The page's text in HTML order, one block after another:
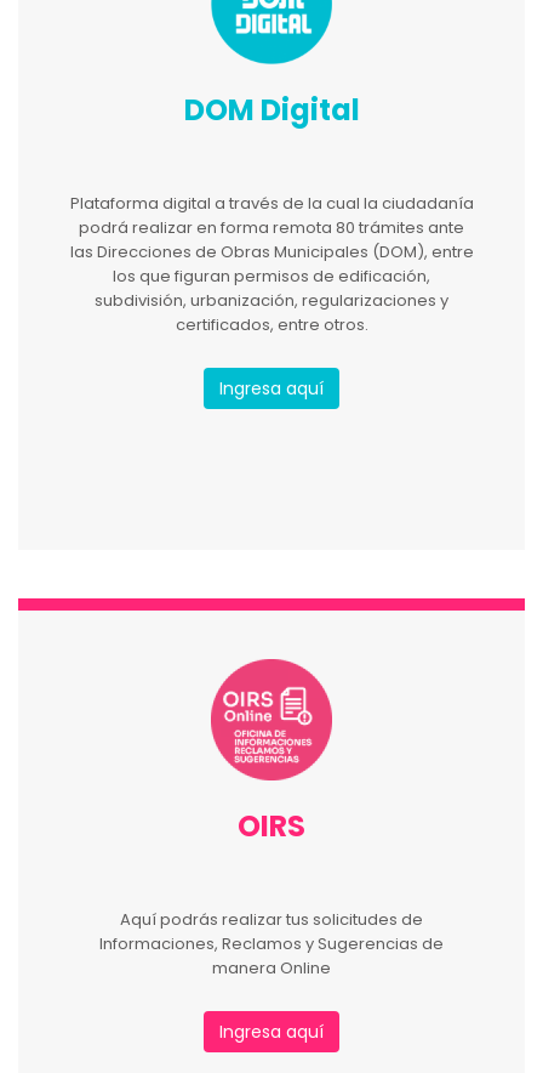
DOM Digital
Plataforma digital a través de la cual la ciudadanía
podrá realizar en forma remota 80 trámites ante
las Direcciones de Obras Municipales (DOM), entre
los que figuran permisos de edificación,
subdivisión, urbanización, regularizaciones y
certificados, entre otros.
Ingresa aquí
OIRS
Aquí podrás realizar tus solicitudes de
Informaciones, Reclamos y Sugerencias de
manera Online
Ingresa aquí